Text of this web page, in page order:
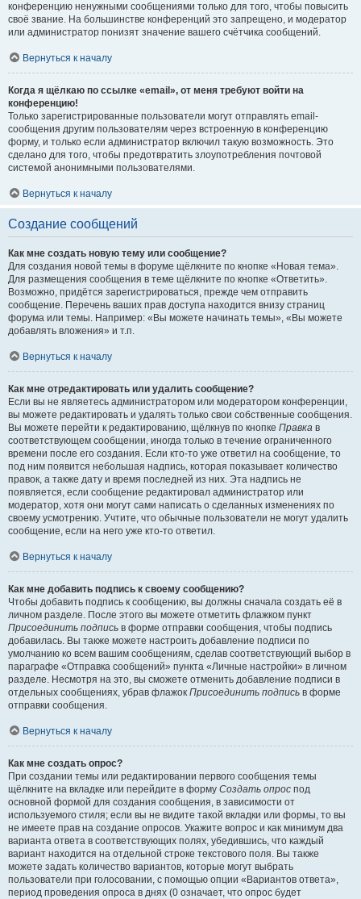
конференцию ненужными сообщениями только для того, чтобы повысить
своё звание. На большинстве конференций это запрещено, и модератор
или администратор понизят значение вашего счётчика сообщений.
Вернуться к началу
Когда я щёлкаю по ссылке «email», от меня требуют войти на
конференцию!
Только зарегистрированные пользователи могут отправлять email-
сообщения другим пользователям через встроенную в конференцию
форму, и только если администратор включил такую возможность. Это
сделано для того, чтобы предотвратить злоупотребления почтовой
системой анонимными пользователями.
Вернуться к началу
Создание сообщений
Как мне создать новую тему или сообщение?
Для создания новой темы в форуме щёлкните по кнопке «Новая тема».
Для размещения сообщения в теме щёлкните по кнопке «Ответить».
Возможно, придётся зарегистрироваться, прежде чем отправить
сообщение. Перечень ваших прав доступа находится внизу страниц
форума или темы. Например: «Вы можете начинать темы», «Вы можете
добавлять вложения» и т.п.
Вернуться к началу
Как мне отредактировать или удалить сообщение?
Если вы не являетесь администратором или модератором конференции,
вы можете редактировать и удалять только свои собственные сообщения.
Вы можете перейти к редактированию, щёлкнув по кнопке Правка в
соответствующем сообщении, иногда только в течение ограниченного
времени после его создания. Если кто-то уже ответил на сообщение, то
под ним появится небольшая надпись, которая показывает количество
правок, а также дату и время последней из них. Эта надпись не
появляется, если сообщение редактировал администратор или
модератор, хотя они могут сами написать о сделанных изменениях по
своему усмотрению. Учтите, что обычные пользователи не могут удалить
сообщение, если на него уже кто-то ответил.
Вернуться к началу
Как мне добавить подпись к своему сообщению?
Чтобы добавить подпись к сообщению, вы должны сначала создать её в
личном разделе. После этого вы можете отметить флажком пункт
Присоединить подпись в форме отправки сообщения, чтобы подпись
добавилась. Вы также можете настроить добавление подписи по
умолчанию ко всем вашим сообщениям, сделав соответствующий выбор в
параграфе «Отправка сообщений» пункта «Личные настройки» в личном
разделе. Несмотря на это, вы сможете отменить добавление подписи в
отдельных сообщениях, убрав флажок Присоединить подпись в форме
отправки сообщения.
Вернуться к началу
Как мне создать опрос?
При создании темы или редактировании первого сообщения темы
щёлкните на вкладке или перейдите в форму Создать опрос под
основной формой для создания сообщения, в зависимости от
используемого стиля; если вы не видите такой вкладки или формы, то вы
не имеете прав на создание опросов. Укажите вопрос и как минимум два
варианта ответа в соответствующих полях, убедившись, что каждый
вариант находится на отдельной строке текстового поля. Вы также
можете задать количество вариантов, которые могут выбрать
пользователи при голосовании, с помощью опции «Вариантов ответа»,
период проведения опроса в днях (0 означает, что опрос будет